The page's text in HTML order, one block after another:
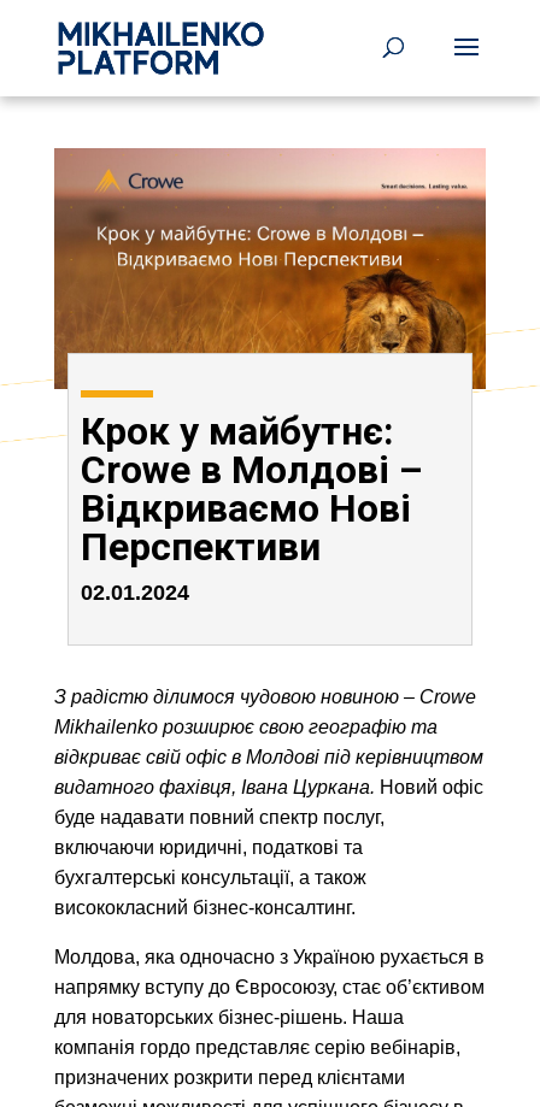
Крок у майбутнє:
Crowe в Молдові –
Відкриваємо Нові
Перспективи
02.01.2024
З радістю ділимося чудовою новиною – Crowe
Mikhailenko розширює свою географію та
відкриває свій офіс в Молдові під керівництвом
видатного фахівця, Івана Цуркана. Новий офіс
буде надавати повний спектр послуг,
включаючи юридичні, податкові та
бухгалтерські консультації, а також
висококласний бізнес-консалтинг.
Молдова, яка одночасно з Україною рухається в
напрямку вступу до Євросоюзу, стає об’єктивом
для новаторських бізнес-рішень. Наша
компанія гордо представляє серію вебінарів,
призначених розкрити перед клієнтами